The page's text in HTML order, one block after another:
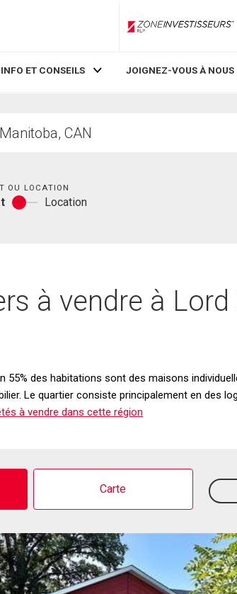
INFO ET CONSEILS JOIGNEZ-VOUS À NOUS
OU LOCATION
Achat
Location
à vendre à Lord
55% des habitations sont des maisons
Le quartier consiste principalement en des
à vendre dans cette région
Carte